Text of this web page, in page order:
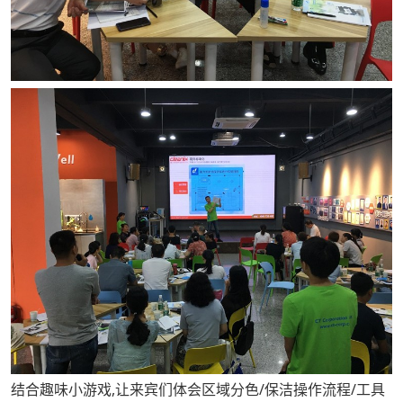
结合趣味小游戏,让来宾们体会区域分色/保洁操作流程/工具